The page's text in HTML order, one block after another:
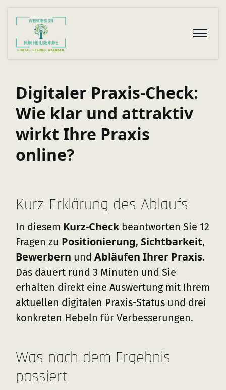
Digitaler Praxis-Check:
Wie klar und attraktiv
wirkt Ihre Praxis
online?
Kurz-Erklärung des Ablaufs
In diesem Kurz-Check beantworten Sie 12
Fragen zu Positionierung, Sichtbarkeit,
Bewerbern und Abläufen Ihrer Praxis.
Das dauert rund 3 Minuten und Sie
erhalten direkt eine Auswertung mit Ihrem
aktuellen digitalen Praxis-Status und drei
konkreten Hebeln für Verbesserungen.
Was nach dem Ergebnis
passiert